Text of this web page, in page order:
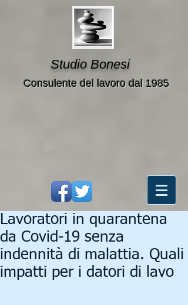
Studio Bonesi
Consulente del lavoro dal 1985
Lavoratori in quarantena
da Covid-19 senza
indennità di malattia. Quali
impatti per i datori di lavo